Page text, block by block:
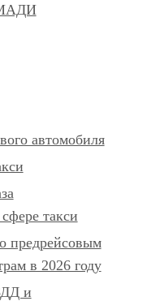
автомобиля
такси
предрейсовым
в 2026 году
и